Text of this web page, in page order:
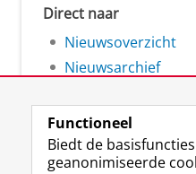
Direct naar
Nieuwsoverzicht
Nieuwsarchief
Functioneel
Biedt de
geanonimiseerde